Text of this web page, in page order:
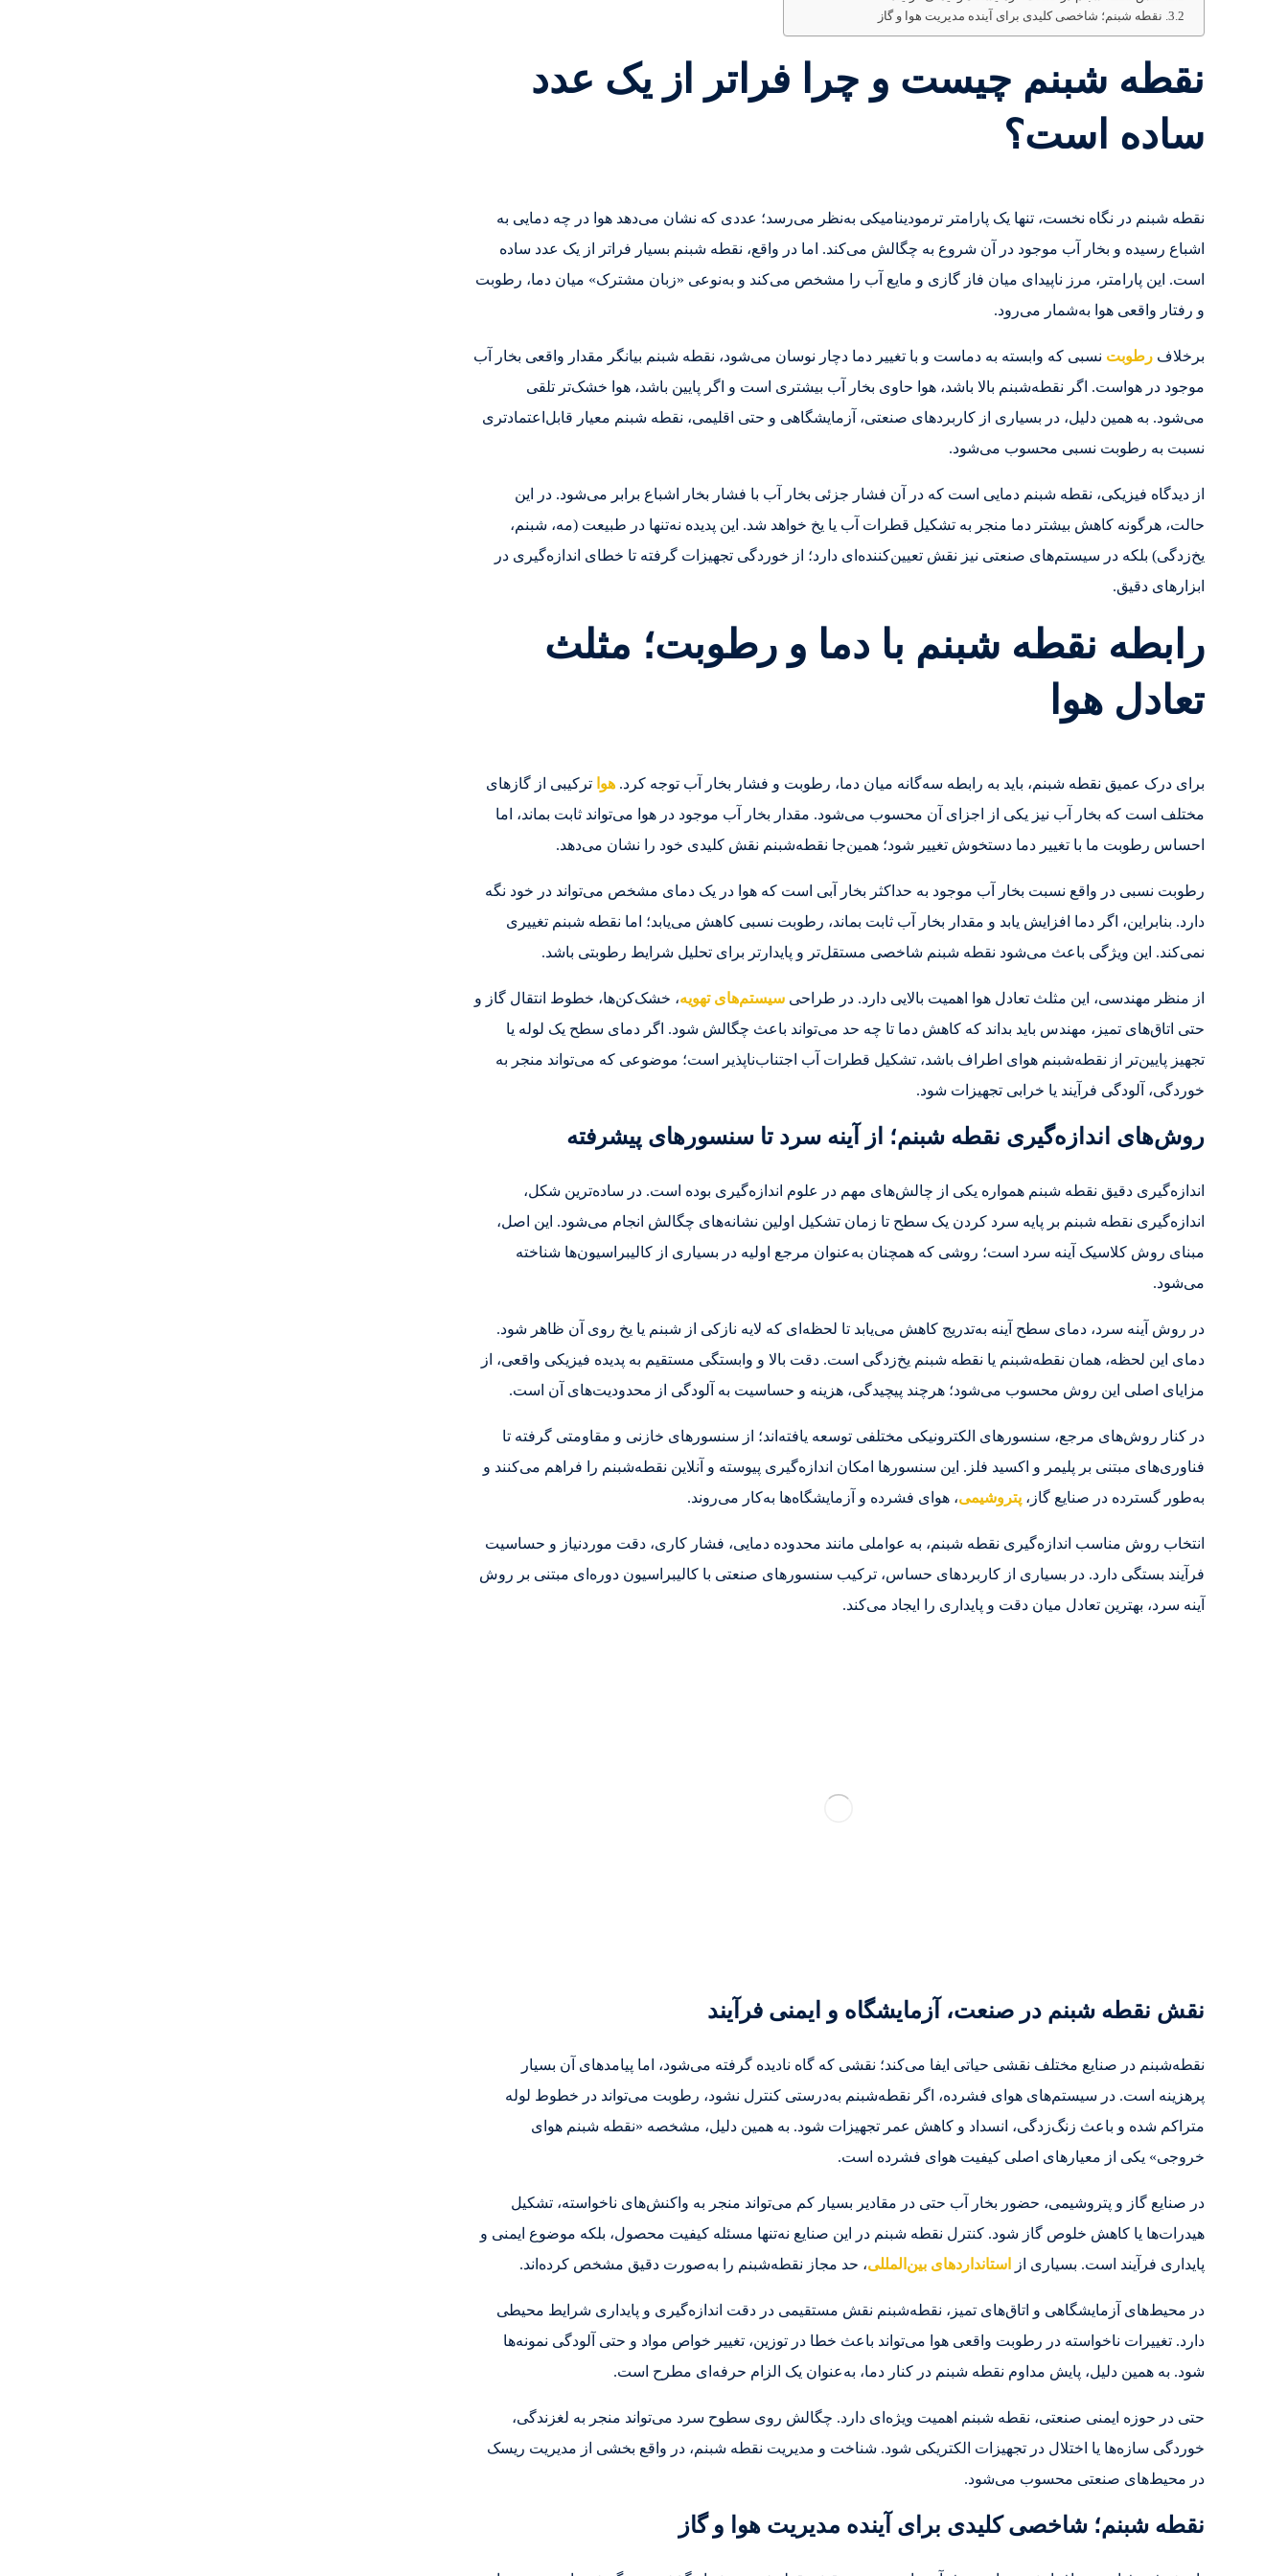
نقطه شبنم؛ شاخصی کلیدی برای آینده مدیریت هوا و گاز
نقطه شبنم چیست و چرا فراتر از یک عدد
ساده است؟
نقطه شبنم در نگاه نخست، تنها یک پارامتر ترمودینامیکی به‌نظر می‌رسد؛ عددی که نشان می‌دهد هوا در چه دمایی به
اشباع رسیده و بخار آب موجود در آن شروع به چگالش می‌کند. اما در واقع، نقطه شبنم بسیار فراتر از یک عدد ساده
است. این پارامتر، مرز ناپیدای میان فاز گازی و مایع آب را مشخص می‌کند و به‌نوعی «زبان مشترک» میان دما، رطوبت
و رفتار واقعی هوا به‌شمار می‌رود.
برخلاف رطوبت نسبی که وابسته به دماست و با تغییر دما دچار نوسان می‌شود، نقطه شبنم بیانگر مقدار واقعی بخار آب
موجود در هواست. اگر نقطه‌شبنم بالا باشد، هوا حاوی بخار آب بیشتری است و اگر پایین باشد، هوا خشک‌تر تلقی
می‌شود. به همین دلیل، در بسیاری از کاربردهای صنعتی، آزمایشگاهی و حتی اقلیمی، نقطه شبنم معیار قابل‌اعتماد‌تری
نسبت به رطوبت نسبی محسوب می‌شود.
از دیدگاه فیزیکی، نقطه شبنم دمایی است که در آن فشار جزئی بخار آب با فشار بخار اشباع برابر می‌شود. در این
حالت، هرگونه کاهش بیشتر دما منجر به تشکیل قطرات آب یا یخ خواهد شد. این پدیده نه‌تنها در طبیعت (مه، شبنم،
یخ‌زدگی) بلکه در سیستم‌های صنعتی نیز نقش تعیین‌کننده‌ای دارد؛ از خوردگی تجهیزات گرفته تا خطای اندازه‌گیری در
ابزارهای دقیق.
رابطه نقطه شبنم با دما و رطوبت؛ مثلث
تعادل هوا
برای درک عمیق نقطه شبنم، باید به رابطه سه‌گانه میان دما، رطوبت و فشار بخار آب توجه کرد. هوا ترکیبی از گازهای
مختلف است که بخار آب نیز یکی از اجزای آن محسوب می‌شود. مقدار بخار آب موجود در هوا می‌تواند ثابت بماند، اما
احساس رطوبت ما با تغییر دما دستخوش تغییر شود؛ همین‌جا نقطه‌شبنم نقش کلیدی خود را نشان می‌دهد.
رطوبت نسبی در واقع نسبت بخار آب موجود به حداکثر بخار آبی است که هوا در یک دمای مشخص می‌تواند در خود نگه
دارد. بنابراین، اگر دما افزایش یابد و مقدار بخار آب ثابت بماند، رطوبت نسبی کاهش می‌یابد؛ اما نقطه شبنم تغییری
نمی‌کند. این ویژگی باعث می‌شود نقطه شبنم شاخصی مستقل‌تر و پایدارتر برای تحلیل شرایط رطوبتی باشد.
از منظر مهندسی، این مثلث تعادل هوا اهمیت بالایی دارد. در طراحی سیستم‌های تهویه، خشک‌کن‌ها، خطوط انتقال گاز و
حتی اتاق‌های تمیز، مهندس باید بداند که کاهش دما تا چه حد می‌تواند باعث چگالش شود. اگر دمای سطح یک لوله یا
تجهیز پایین‌تر از نقطه‌شبنم هوای اطراف باشد، تشکیل قطرات آب اجتناب‌ناپذیر است؛ موضوعی که می‌تواند منجر به
خوردگی، آلودگی فرآیند یا خرابی تجهیزات شود.
روش‌های اندازه‌گیری نقطه شبنم؛ از آینه سرد تا سنسورهای پیشرفته
اندازه‌گیری دقیق نقطه شبنم همواره یکی از چالش‌های مهم در علوم اندازه‌گیری بوده است. در ساده‌ترین شکل،
اندازه‌گیری نقطه شبنم بر پایه سرد کردن یک سطح تا زمان تشکیل اولین نشانه‌های چگالش انجام می‌شود. این اصل،
مبنای روش کلاسیک آینه سرد است؛ روشی که همچنان به‌عنوان مرجع اولیه در بسیاری از کالیبراسیون‌ها شناخته
می‌شود.
در روش آینه سرد، دمای سطح آینه به‌تدریج کاهش می‌یابد تا لحظه‌ای که لایه نازکی از شبنم یا یخ روی آن ظاهر شود.
دمای این لحظه، همان نقطه‌شبنم یا نقطه شبنم یخ‌زدگی است. دقت بالا و وابستگی مستقیم به پدیده فیزیکی واقعی، از
مزایای اصلی این روش محسوب می‌شود؛ هرچند پیچیدگی، هزینه و حساسیت به آلودگی از محدودیت‌های آن است.
در کنار روش‌های مرجع، سنسورهای الکترونیکی مختلفی توسعه یافته‌اند؛ از سنسورهای خازنی و مقاومتی گرفته تا
فناوری‌های مبتنی بر پلیمر و اکسید فلز. این سنسورها امکان اندازه‌گیری پیوسته و آنلاین نقطه‌شبنم را فراهم می‌کنند و
به‌طور گسترده در صنایع گاز، پتروشیمی، هوای فشرده و آزمایشگاه‌ها به‌کار می‌روند.
انتخاب روش مناسب اندازه‌گیری نقطه شبنم، به عواملی مانند محدوده دمایی، فشار کاری، دقت موردنیاز و حساسیت
فرآیند بستگی دارد. در بسیاری از کاربردهای حساس، ترکیب سنسورهای صنعتی با کالیبراسیون دوره‌ای مبتنی بر روش
آینه سرد، بهترین تعادل میان دقت و پایداری را ایجاد می‌کند.
نقش نقطه شبنم در صنعت، آزمایشگاه و ایمنی فرآیند
نقطه‌شبنم در صنایع مختلف نقشی حیاتی ایفا می‌کند؛ نقشی که گاه نادیده گرفته می‌شود، اما پیامدهای آن بسیار
پرهزینه است. در سیستم‌های هوای فشرده، اگر نقطه‌شبنم به‌درستی کنترل نشود، رطوبت می‌تواند در خطوط لوله
متراکم شده و باعث زنگ‌زدگی، انسداد و کاهش عمر تجهیزات شود. به همین دلیل، مشخصه «نقطه شبنم هوای
خروجی» یکی از معیارهای اصلی کیفیت هوای فشرده است.
در صنایع گاز و پتروشیمی، حضور بخار آب حتی در مقادیر بسیار کم می‌تواند منجر به واکنش‌های ناخواسته، تشکیل
هیدرات‌ها یا کاهش خلوص گاز شود. کنترل نقطه شبنم در این صنایع نه‌تنها مسئله کیفیت محصول، بلکه موضوع ایمنی و
پایداری فرآیند است. بسیاری از
استانداردهای بین‌المللی، حد مجاز نقطه‌شبنم را به‌صورت دقیق مشخص کرده‌اند.
در محیط‌های آزمایشگاهی و اتاق‌های تمیز، نقطه‌شبنم نقش مستقیمی در دقت اندازه‌گیری و پایداری شرایط محیطی
دارد. تغییرات ناخواسته در رطوبت واقعی هوا می‌تواند باعث خطا در توزین، تغییر خواص مواد و حتی آلودگی نمونه‌ها
شود. به همین دلیل، پایش مداوم نقطه شبنم در کنار دما، به‌عنوان یک الزام حرفه‌ای مطرح است.
حتی در حوزه ایمنی صنعتی، نقطه شبنم اهمیت ویژه‌ای دارد. چگالش روی سطوح سرد می‌تواند منجر به لغزندگی،
خوردگی سازه‌ها یا اختلال در تجهیزات الکتریکی شود. شناخت و مدیریت نقطه شبنم، در واقع بخشی از مدیریت ریسک
در محیط‌های صنعتی محسوب می‌شود.
نقطه شبنم؛ شاخصی کلیدی برای آینده مدیریت هوا و گاز